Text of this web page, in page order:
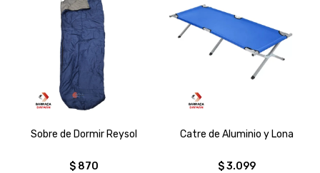
Sobre de Dormir Reysol
$ 870
Catre de Aluminio y Lona
$ 3.099